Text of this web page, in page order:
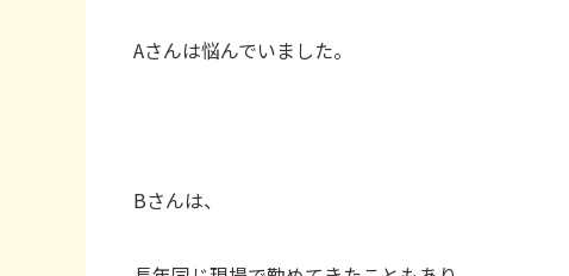
Aさんは悩んでいました。
Bさんは、